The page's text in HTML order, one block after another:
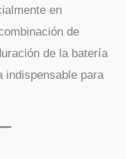
en
de
de la batería
indispensable para